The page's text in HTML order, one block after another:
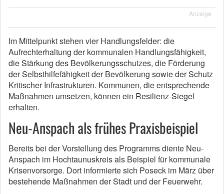
Anzeige
Im Mittelpunkt stehen vier Handlungsfelder: die
Aufrechterhaltung der kommunalen Handlungsfähigkeit,
die Stärkung des Bevölkerungsschutzes, die Förderung
der Selbsthilfefähigkeit der Bevölkerung sowie der Schutz
Kritischer Infrastrukturen. Kommunen, die entsprechende
Maßnahmen umsetzen, können ein Resilienz-Siegel
erhalten.
Neu-Anspach als frühes Praxisbeispiel
Bereits bei der Vorstellung des Programms diente Neu-
Anspach im Hochtaunuskreis als Beispiel für kommunale
Krisenvorsorge. Dort informierte sich Poseck im März über
bestehende Maßnahmen der Stadt und der Feuerwehr.